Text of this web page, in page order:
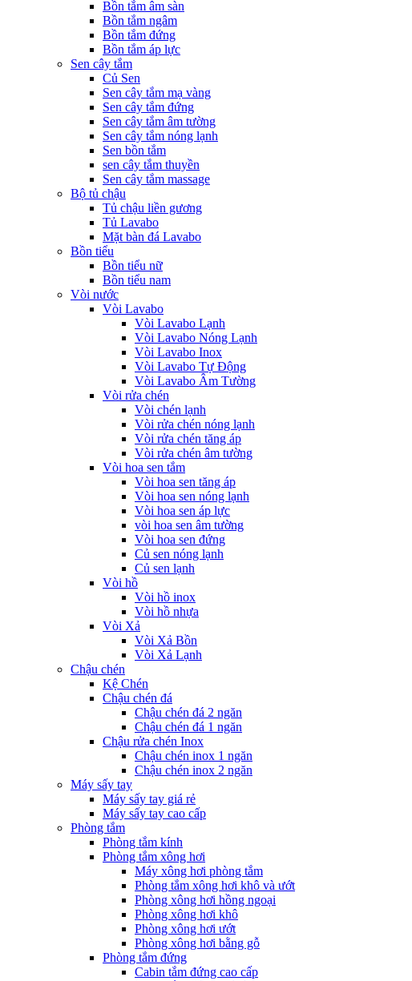
Bồn tắm âm sàn
Bồn tắm ngâm
Bồn tắm đứng
Bồn tắm áp lực
Sen cây tắm
Củ Sen
Sen cây tắm mạ vàng
Sen cây tắm đứng
Sen cây tắm âm tường
Sen cây tắm nóng lạnh
Sen bồn tắm
sen cây tắm thuyền
Sen cây tắm massage
Bộ tủ chậu
Tủ chậu liền gương
Tủ Lavabo
Mặt bàn đá Lavabo
Bồn tiểu
Bồn tiểu nữ
Bồn tiểu nam
Vòi nước
Vòi Lavabo
Vòi Lavabo Lạnh
Vòi Lavabo Nóng Lạnh
Vòi Lavabo Inox
Vòi Lavabo Tự Động
Vòi Lavabo Âm Tường
Vòi rửa chén
Vòi chén lạnh
Vòi rửa chén nóng lạnh
Vòi rửa chén tăng áp
Vòi rửa chén âm tường
Vòi hoa sen tắm
Vòi hoa sen tăng áp
Vòi hoa sen nóng lạnh
Vòi hoa sen áp lực
vòi hoa sen âm tường
Vòi hoa sen đứng
Củ sen nóng lạnh
Củ sen lạnh
Vòi hồ
Vòi hồ inox
Vòi hồ nhựa
Vòi Xả
Vòi Xả Bồn
Vòi Xả Lạnh
Chậu chén
Kệ Chén
Chậu chén đá
Chậu chén đá 2 ngăn
Chậu chén đá 1 ngăn
Chậu rửa chén Inox
Chậu chén inox 1 ngăn
Chậu chén inox 2 ngăn
Máy sấy tay
Máy sấy tay giá rẻ
Máy sấy tay cao cấp
Phòng tắm
Phòng tắm kính
Phòng tắm xông hơi
Máy xông hơi phòng tắm
Phòng tắm xông hơi khô và ướt
Phòng xông hơi hồng ngoại
Phòng xông hơi khô
Phòng xông hơi ướt
Phòng xông hơi bằng gỗ
Phòng tắm đứng
Cabin tắm đứng cao cấp